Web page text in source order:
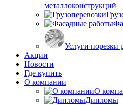
металлоконструкций
Услуги порезки
Акции
Новости
Где купить
О компании
О
Дипломы